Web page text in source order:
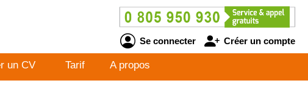
Se connecter Créer un compte
un CV Tarif A propos